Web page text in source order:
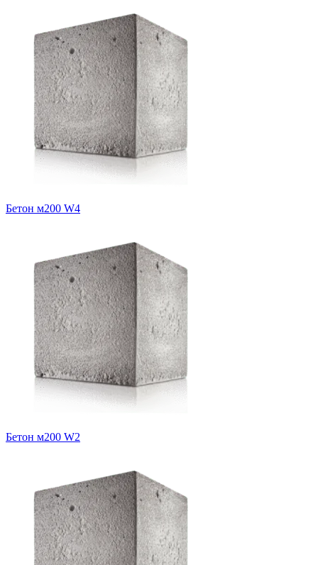
Бетон м200 W4
Бетон м200 W2